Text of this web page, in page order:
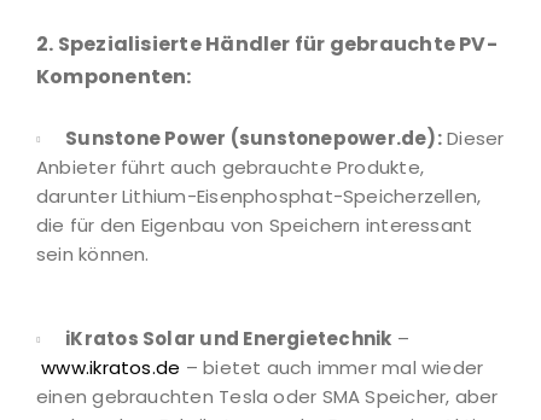
2. Spezialisierte Händler für gebrauchte PV-
Komponenten:
Sunstone Power (sunstonepower.de):Dieser
Anbieter führt auch gebrauchte Produkte,
darunter Lithium-Eisenphosphat-Speicherzellen,
die für den Eigenbau von Speichern interessant
sein können.
iKratos Solar und Energietechnik –
www.ikratos.de – bietet auch immer mal wieder
einen gebrauchten Tesla oder SMA Speicher, aber